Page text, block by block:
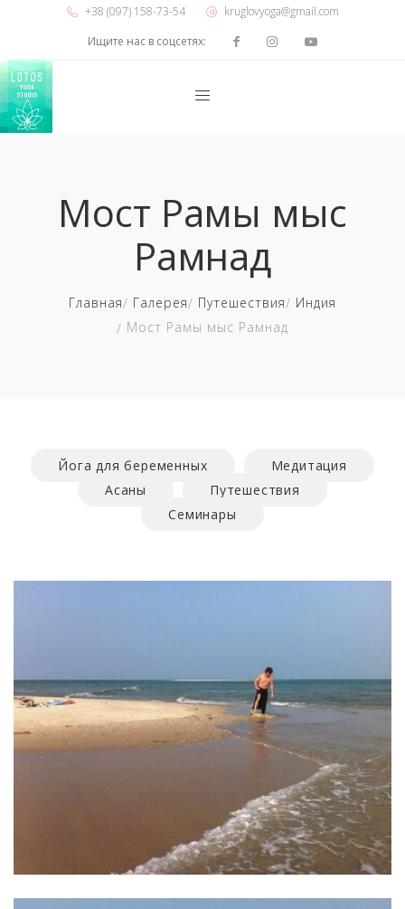
+38 (097) 158-73-54
kruglovyoga@gmail.com
Ищите нас в соцсетях:
Мост Рамы мыс
Рамнад
Главная Галерея Путешествия
Индия
Мост Рамы мыс Рамнад
Йога для беременных
Медитация
Асаны
Путешествия
Семинары